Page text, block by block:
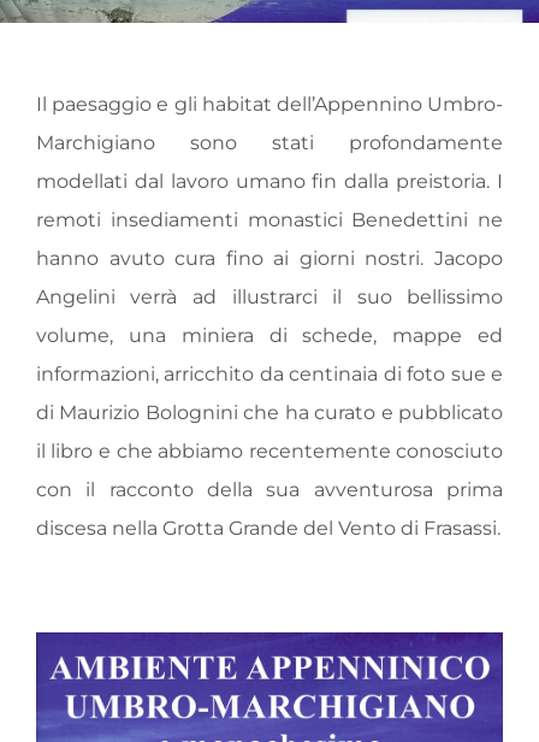
Il paesaggio e gli habitat dell’Appennino Umbro-
Marchigiano sono stati profondamente
modellati dal lavoro umano fin dalla preistoria. I
remoti insediamenti monastici Benedettini ne
hanno avuto cura fino ai giorni nostri. Jacopo
Angelini verrà ad illustrarci il suo bellissimo
volume, una miniera di schede, mappe ed
informazioni, arricchito da centinaia di foto sue e
di Maurizio Bolognini che ha curato e pubblicato
il libro e che abbiamo recentemente conosciuto
con il racconto della sua avventurosa prima
discesa nella Grotta Grande del Vento di Frasassi.